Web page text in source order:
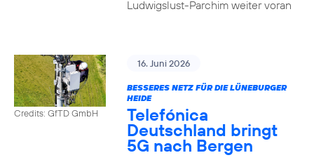
Ludwigslust-Parchim weiter voran
Credits: GfTD GmbH
16. Juni 2026
BESSERES NETZ FÜR DIE LÜNEBURGER
HEIDE
Telefónica
Deutschland bringt
5G nach Bergen